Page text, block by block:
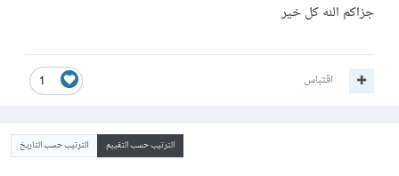
جزاكم الله كل خير
1 اقتباس
الترتيب حسب التقييم الترتيب حسب التاريخ